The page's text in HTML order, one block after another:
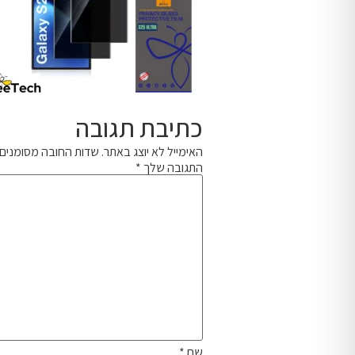
כתיבת תגובה
האימייל לא יוצג באתר. שדות החובה
התגובה שלך *